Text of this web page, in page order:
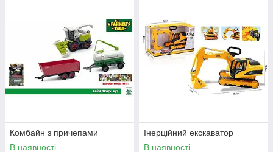
Комбайн з причепами
В наявності
Інерційний екскаватор
В наявності